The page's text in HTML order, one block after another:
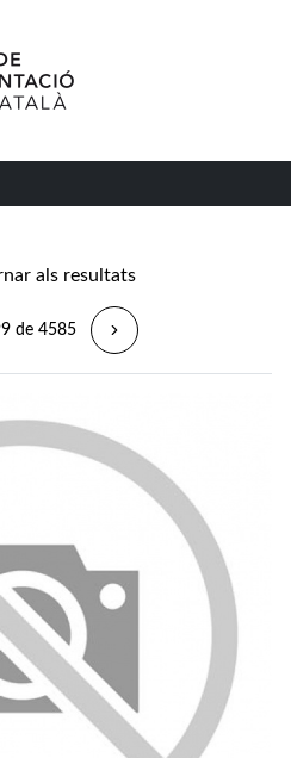
als resultats
de 4585